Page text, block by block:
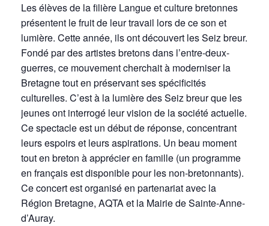
Les élèves de la filière Langue et culture bretonnes
présentent le fruit de leur travail lors de ce son et
lumière. Cette année, ils ont découvert les Seiz breur.
Fondé par des artistes bretons dans l’entre-deux-
guerres, ce mouvement cherchait à moderniser la
Bretagne tout en préservant ses spécificités
culturelles. C’est à la lumière des Seiz breur que les
jeunes ont interrogé leur vision de la société actuelle.
Ce spectacle est un début de réponse, concentrant
leurs espoirs et leurs aspirations. Un beau moment
tout en breton à apprécier en famille (un programme
en français est disponible pour les non-bretonnants).
Ce concert est organisé en partenariat avec la
Région Bretagne, AQTA et la Mairie de Sainte-Anne-
d’Auray.